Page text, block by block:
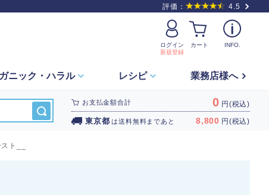
評価： 4.5
ログイン
新規登録
カート INFO.
ニック・ハラル レシピ 業務店様へ
お支払金額合計 0 円(税込)
東京都 は送料無料まであと 8,800 円(税込)
ト__